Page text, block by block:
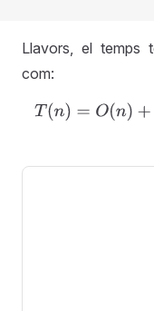
Llavors, el temps
com:
T n)=O( n)